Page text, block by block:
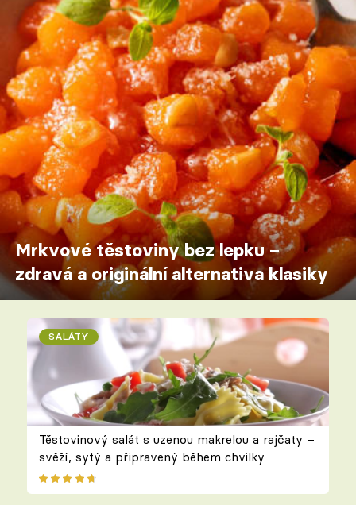
Mrkvové těstoviny bez lepku –
zdravá a originální alternativa klasiky
SALÁTY
Těstovinový salát s uzenou makrelou a rajčaty –
svěží, sytý a připravený během chvilky